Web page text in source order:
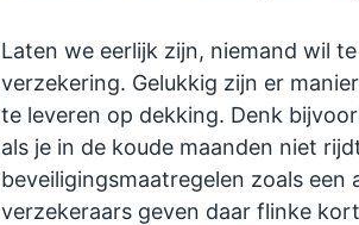
Laten we eerlijk zijn, niemand wil
verzekering. Gelukkig zijn er
te leveren op dekking. Denk
als je in de koude maanden niet
beveiligingsmaatregelen zoals een
verzekeraars geven daar flinke